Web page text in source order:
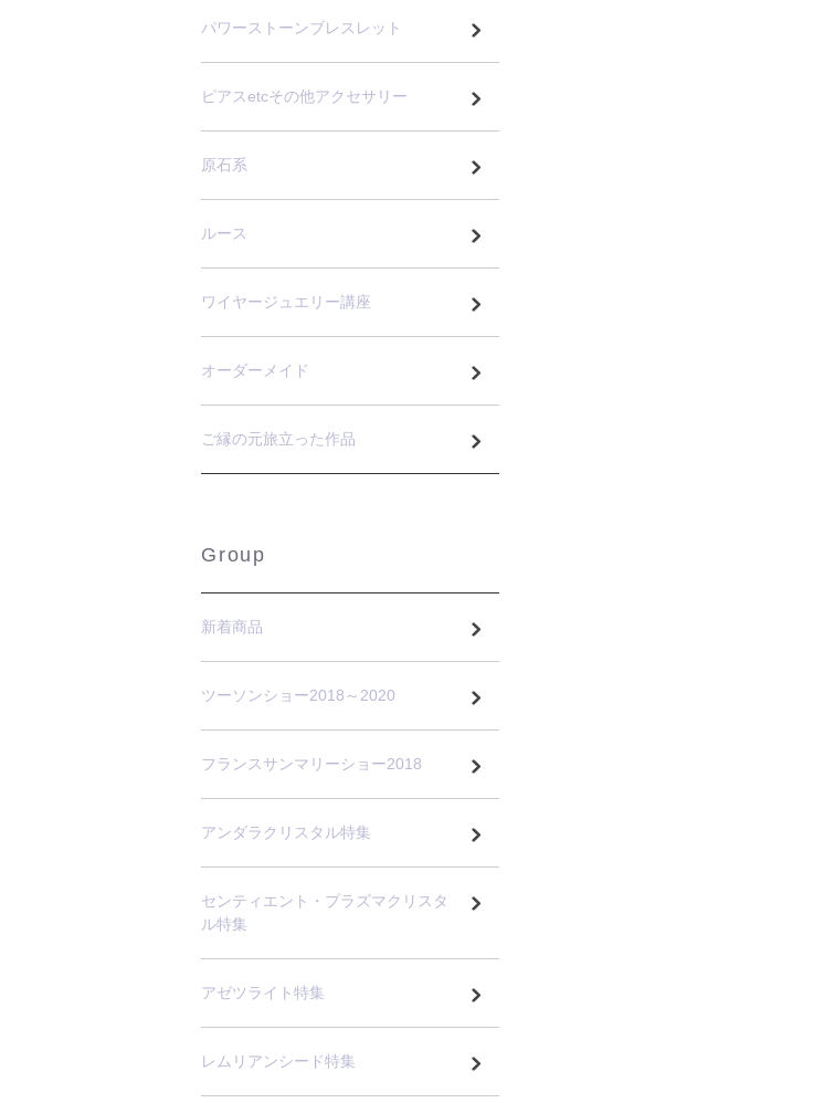
パワーストーンブレスレット
ピアスetcその他アクセサリー
原石系
ルース
ワイヤージュエリー講座
オーダーメイド
ご縁の元旅立った作品
Group
新着商品
ツーソンショー2018～2020
フランスサンマリーショー2018
アンダラクリスタル特集
センティエント・プラズマクリスタ
ル特集
アゼツライト特集
レムリアンシード特集